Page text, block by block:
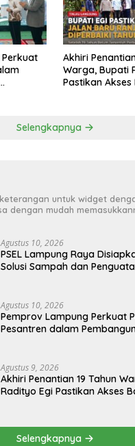
Akhiri
Warga, Bupati
Pastikan Akses
Selengkapnya
untuk widget
dengan mudah
Agustus 10, 2026
PSEL Lampung Raya
Solusi Sampah dan
Agustus 10, 2026
Pemprov Lampung Perkuat
Pesantren dalam
Agustus 9, 2026
Akhiri Penantian 19 Tahun
Radityo Egi Pastikan Akses
Selengkapnya